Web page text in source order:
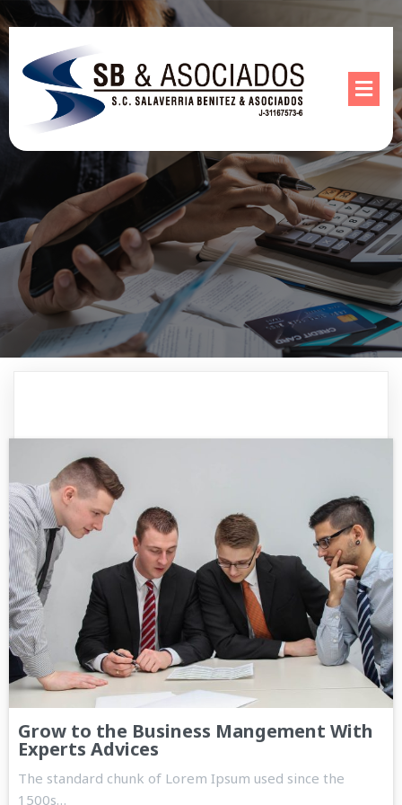
Grow to the Business Mangement With
Experts Advices
The standard chunk of Lorem Ipsum used since the
1500s…